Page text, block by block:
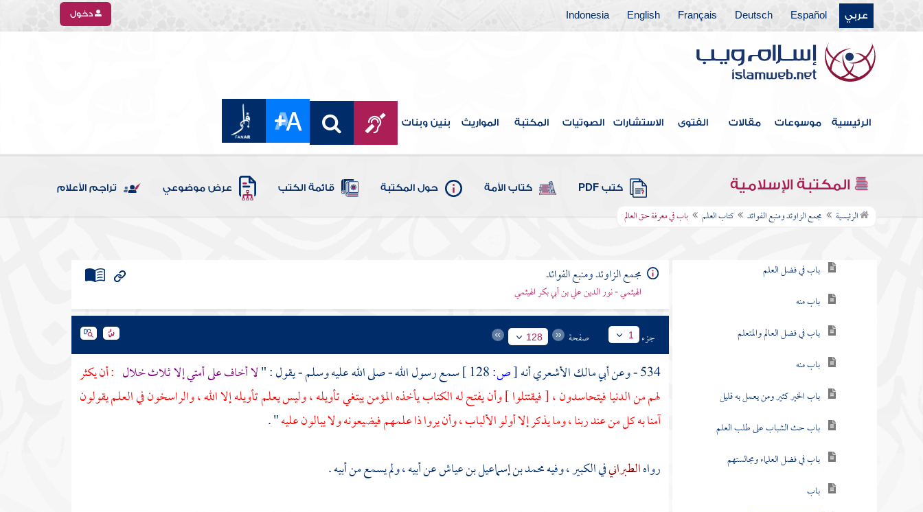
عربي Español
Deutsch
Français
English
Indonesia دخول
الرئيسية موسوعات مقالات الفتوى الاستشارات الصوتيات المكتبة المواريث بنين وبنات
المكتبة الإسلامية كتب PDF كتاب الأمة حول المكتبة قائمة الكتب عرض موضوعي تراجم الأعلام
الرئيسية مجمع الزاوئد ومنبع الفوائد كتاب العلم باب في معرفة حق العالم
فهرس الكتاب
خطبة الكتاب
كتاب الإيمان
كتاب العلم
باب في فضل العلم
باب منه
باب في فضل العالم والمتعلم
باب منه
باب الخير كثير ومن يعمل به قليل
باب حث الشباب على طلب العلم
باب في فضل العلماء ومجالستهم
باب
مجمع الزاوئد ومنبع الفوائد
الهيثمي - نور الدين علي بن أبي بكر الهيثمي
جزء 1 صفحة 128
534 - وعن أبي مالك الأشعريأنه[ص: سمع رسول الله - صلى الله عليه وسلم - يقول : "لا أخاف على أمتي إلا ثلاث خلال : أن يكثر
لهم من الدنيا فيتحاسدون ، [ فيقتتلوا ] وأن يفتح له الكتاب يأخذه المؤمن يبتغي تأويله ، وليس يعلم تأويله إلا الله ، والراسخون في العلم يقولون
آمنا به كل من عند ربنا ، وما يذكر إلا أولو الألباب ، وأن يروا ذا علمهم فيضيعونه ولا يبالون عليه" .
رواهالطبرانيفي الكبير ، وفيهمحمد بن إسماعيل بن عياشعن أبيه ، ولم يسمع من أبيه .